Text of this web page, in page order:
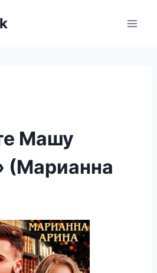
Машу
(Марианна